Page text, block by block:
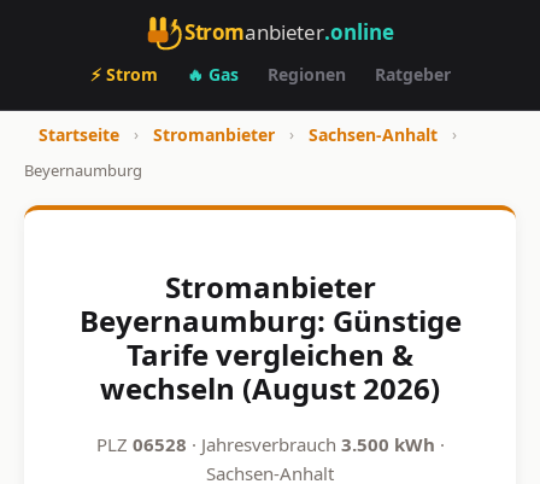
Stromanbieter.online
⚡ Strom 🔥 Gas Regionen Ratgeber
Startseite › Stromanbieter › Sachsen-Anhalt
›
Beyernaumburg
Stromanbieter
Beyernaumburg: Günstige
Tarife vergleichen &
wechseln (August 2026)
PLZ 06528 · Jahresverbrauch 3.500 kWh ·
Sachsen-Anhalt